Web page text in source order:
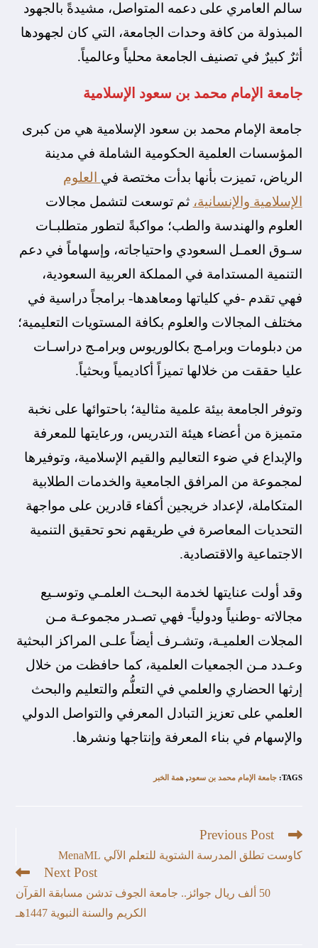
سالم العامري على دعمه المتواصل، مشيدةً بالجهود
المبذولة من كافة وحدات الجامعة، التي كان لجهودها
أثرٌ كبيرٌ في تصنيف الجامعة محلياً وعالمياً.
جامعة الإمام محمد بن سعود الإسلامية
جامعة الإمام محمد بن سعود الإسلامية هي من كبرى
المؤسسات العلمية الحكومية الشاملة في مدينة
الرياض​، تميزت بأنها بدأت مختصة في العلوم
الإسلامية والإنسانية، ثم ​توسعت لتشمل مجالات
العلوم والهندسة والطب؛ مواكبةً لتطور متطلبـات
سـوق العمـل السعودي واحتياجاته، وإسهاماً في دعم
التنمية المستدامة في المملكة العربية السعودية،
فهي تقدم -في كلياتها ومعاهدها- برامجاً دراسية في
مختلف المجالات والعلوم بكافة المستويات التعليمية؛
من دبلومات وبرامـج بكالوريوس وبرامـج دراسـات
عليا حققت من خلالها تميزاً أكاديمياً وبحثياً.
وتوفر الجامعة بيئة علمية مثالية؛​ باحتوائها على نخبة
متميزة من أعضاء هيئة التدريس، ورعايتها للمعرفة
والإبداع في ضوء التعاليم والقيم الإسلامية، وتوفيرها
لمجموعة من المرافق الجامعية والخدمات الطلابية
المتكاملة، لإعداد خريجين أكفاء قادرين على مواجهة
التحديات المعاصرة في طريقهم نحو تحقيق التنمية
الاجتماعية والاقتصادية.
وقد ​أولت عنايتها لخدمة البحـث العلمـي وتوسـيع
مجالاته -وطنياً ودولياً- فهي تصـدر مجموعـة مـن
المجلات العلميـة، وتشـرف أيضاً علـى المراكز البحثية
وعـدد مـن الجمعيات العلمية، كما حافظت من خلال
إرثها الحضاري والعلمي في التعلُّم والتعليم والبحث
العلمي على تعزيز التبادل المعرفي والتواصل الدولي
والإسهام في بناء المعرفة وإنتاجها ونشرها.
TAGS
:جامعة الإمام محمد بن سعود, همة الخبر
Previous Post
كاوست تطلق المدرسة الشتوية للتعلم الآلي MenaML
Next Post
50 ألف ريال جوائز.. جامعة الجوف تدشن مسابقة القرآن
الكريم والسنة النبوية 1447هـ